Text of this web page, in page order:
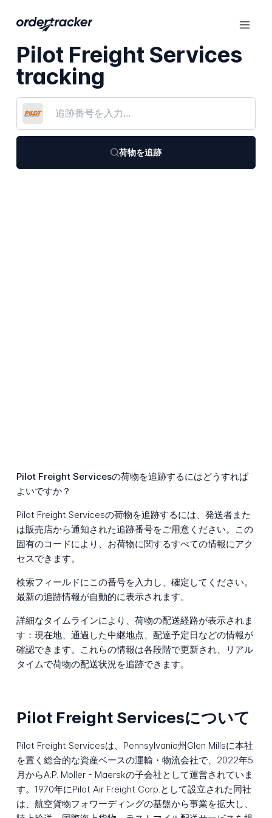
Pilot Freight Services
tracking
荷物を追跡
Pilot Freight Servicesの荷物を追跡するにはどうすれば
よいですか？
Pilot Freight Servicesの荷物を追跡するには、発送者また
は販売店から通知された追跡番号をご用意ください。この
固有のコードにより、お荷物に関するすべての情報にアク
セスできます。
検索フィールドにこの番号を入力し、確定してください。
最新の追跡情報が自動的に表示されます。
詳細なタイムラインにより、荷物の配送経路が表示されま
す：現在地、通過した中継地点、配達予定日などの情報が
確認できます。これらの情報は各段階で更新され、リアル
タイムで荷物の配送状況を追跡できます。
Pilot Freight Servicesについて
Pilot Freight Servicesは、Pennsylvania州Glen Millsに本社
を置く総合的な資産ベースの運輸・物流会社で、2022年5
月からA.P. Moller - Maerskの子会社として運営されていま
す。1970年にPilot Air Freight Corp.として設立された同社
は、航空貨物フォワーディングの基盤から事業を拡大し、